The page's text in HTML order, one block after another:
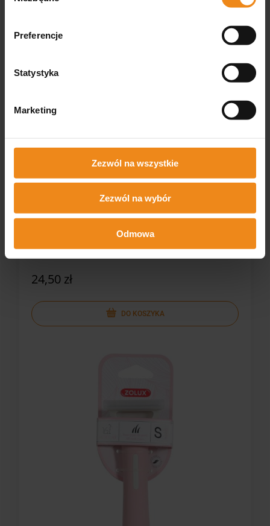
Preferencje
Statystyka
Marketing
Zezwól na wszystkie
Zezwól na wybór
Odmowa
ANAH Szczotka gumowa okrągła dla kotów Zolux
Zolux Dostępny
24,50 zł
DO KOSZYKA